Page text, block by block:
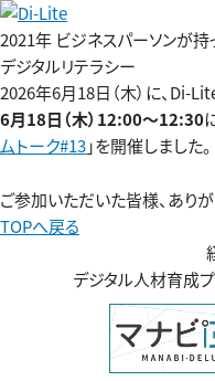
2021年 ビジネスパーソンが持
デジタルリテラシー
2026年6月18日（木）に、Di-
6月18日（木）12:00～12:30
ムトーク#13」を開催しました。
ご参加いただいた皆様、ありが
TOPへ戻る
デジタル人材育成